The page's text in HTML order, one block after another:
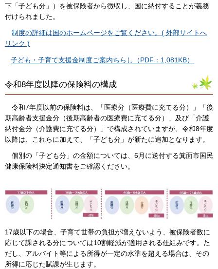
下「子ども分」）を被保険者から徴収し、国に納付することが義務
付けられました。
制度の詳細は国のホームページをご覧ください。( 外部サイトへ
リンク )
子ども・子育て支援金制度ご案内ちらし（PDF：1,081KB）
令和8年度以降の保険料の構成
令和7年度以前の保険料は、「医療分（医療費に充てる分）」「後
期高齢者支援金分（後期高齢者の医療費に充てる分）」及び「介護
納付金分（介護費に充てる分）」で構成されていますが、令和8年度
以降は、これらに加えて、「子ども分」が新たに追加となります。
個別の「子ども分」の金額については、6月に送付する箕面市国民
健康保険料決定通知書をご確認ください。
17歳以下の場合、子育て世帯の負担が増えないよう、被保険者数に
応じて課される分については10割軽減が適用される仕組みです。た
だし、アルバイト等による所得が一定の水準を超える場合は、その
所得に応じた賦課が生じます。